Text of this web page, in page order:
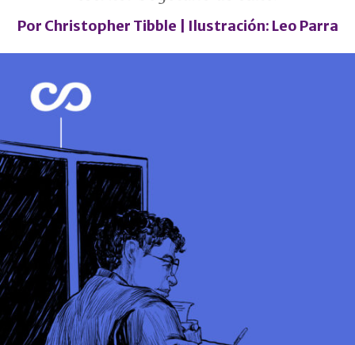
Por Christopher Tibble | Ilustración: Leo Parra